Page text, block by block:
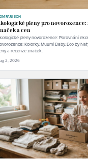
pleny pro
a cen
pleny novorozence: Porovnání
Kolorky, Muumi Baby, Eco by
a recenze značek.
2, 2026